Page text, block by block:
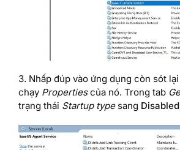
3. Nhấp đúp vào ứng dụng còn sót
chạy Propertiescủa nó. Trong tab
trạng thái Startup typesang Disabled